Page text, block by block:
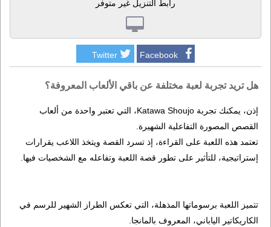
رابط التنزيل غير متوفر
Facebook
Twitter
هل تريد تجربة لعبة مختلفة عن باقي الألعاب المعروفة؟
إذن، يمكنك تجربة Katawa Shoujo، التي تعتبر واحدة من ألعاب
القصص المصورة التفاعلية الشهيرة.
تعتمد هذه اللعبة على القراءة، إذ تسرد القصة ويتخذ اللاعب يقرارات
إستراتيجية، للتأثير على تطور قصة اللعبة وتفاعله مع الشخصيات فيها.
تتميز اللعبة برسوماتها المذهلة، التي تعكس الطراز الشهير للرسم في
الكاريكاتير الياباني، المعروف بالمانجا.